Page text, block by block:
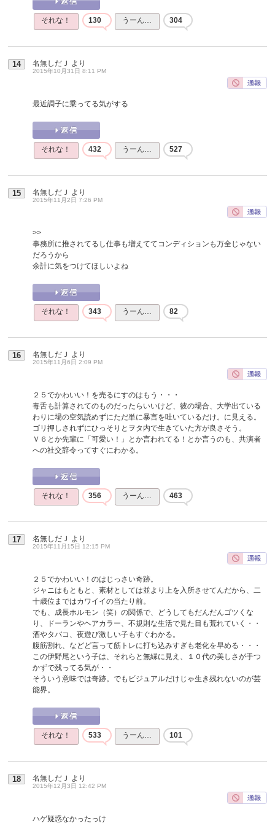
それな！ 130 うーん… 304
14 名無しだＪ より
2015年10月31日 8:11 PM
最近調子に乗ってる気がする
それな！ 432 うーん… 527
15 名無しだＪ より
2015年11月2日 7:26 PM
>>
事務所に推されてるし仕事も増えててコンディションも万全じゃない
だろうから
余計に気をつけてほしいよね
それな！ 343 うーん… 82
16 名無しだＪ より
2015年11月6日 2:09 PM
２５でかわいい！を売るにすのはもう・・・
毒舌も計算されてのものだったらいいけど、彼の場合、大学出ている
わりに場の空気読めずにただ単に暴言を吐いているだけ。に見える。
ゴリ押しされずにひっそりとヲタ内で生きていた方が良さそう。
Ｖ６とか先輩に「可愛い！」とか言われてる！とか言うのも、共演者
への社交辞令ってすぐにわかる。
それな！ 356 うーん… 463
17 名無しだＪ より
2015年11月15日 12:15 PM
２５でかわいい！のはじっさい奇跡。
ジャニはもともと、素材としては並より上を入所させてんだから、二
十歳位まではカワイイの当たり前。
でも、成長ホルモン（笑）の関係で、どうしてもだんだんゴツくな
り、ドーランやヘアカラー、不規則な生活で見た目も荒れていく・・
酒やタバコ、夜遊び激しい子もすぐわかる。
腹筋割れ、などど言って筋トレに打ち込みすぎも老化を早める・・・
この伊野尾という子は、それらと無縁に見え、１０代の美しさが手つ
かずで残ってる気が・・
そういう意味では奇跡。でもビジュアルだけじゃ生き残れないのが芸
能界。
それな！ 533 うーん… 101
18 名無しだＪ より
2015年12月3日 12:42 PM
ハゲ疑惑なかったっけ